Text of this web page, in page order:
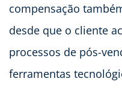
compensação
desde que o cliente
processos de pós-
ferramentas